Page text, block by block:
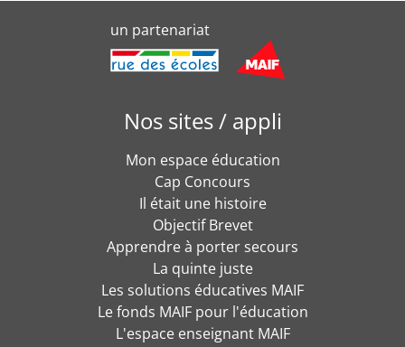
un partenariat
Nos sites / appli
Mon espace éducation
Cap Concours
Il était une histoire
Objectif Brevet
Apprendre à porter secours
La quinte juste
Les solutions éducatives MAIF
Le fonds MAIF pour l'éducation
L'espace enseignant MAIF